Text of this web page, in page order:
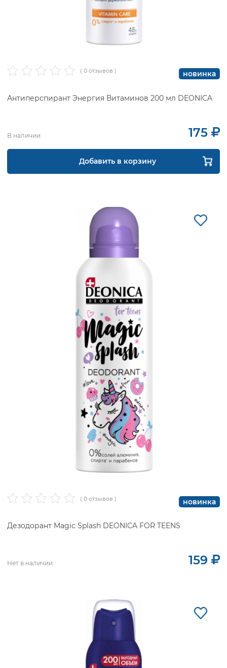
( 0 отзывов ) новинка
Антиперспирант Энергия Витаминов 200 мл DEONICA
В наличии 175
Добавить в корзину
( 0 отзывов ) новинка
Дезодорант Magic Splash DEONICA FOR TEENS
Нет в наличии 159